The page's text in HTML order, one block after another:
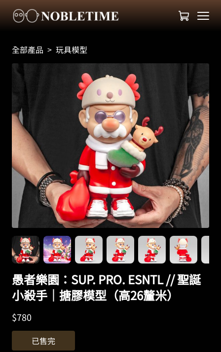
全部產品 > 玩具模型
愚者樂園：SUP. PRO. ESNTL // 聖誕
小殺手｜搪膠模型（高26釐米）
$780
已售完